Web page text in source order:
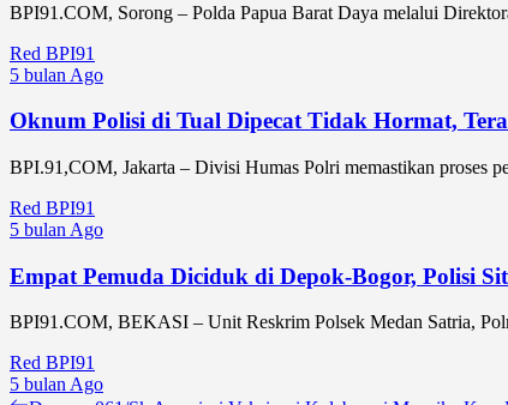
BPI91.COM, Sorong – Polda Papua Barat Daya melalui
Red BPI91
5 bulan Ago
Oknum Polisi di Tual Dipecat Tidak Hormat,
BPI.91,COM, Jakarta – Divisi Humas Polri memastikan proses
Red BPI91
5 bulan Ago
Empat Pemuda Diciduk di Depok-Bogor, Polisi
BPI91.COM, BEKASI – Unit Reskrim Polsek Medan Satria,
Red BPI91
5 bulan Ago